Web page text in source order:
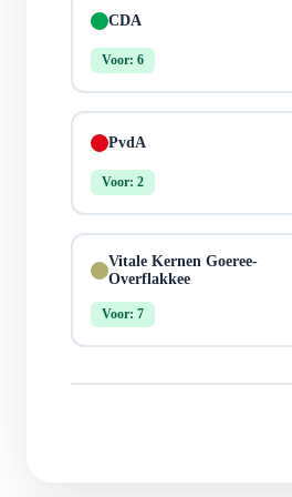
CDA
Voor: 6
PvdA
Voor: 2
Vitale Kernen Goeree-
Overflakkee
Voor: 7